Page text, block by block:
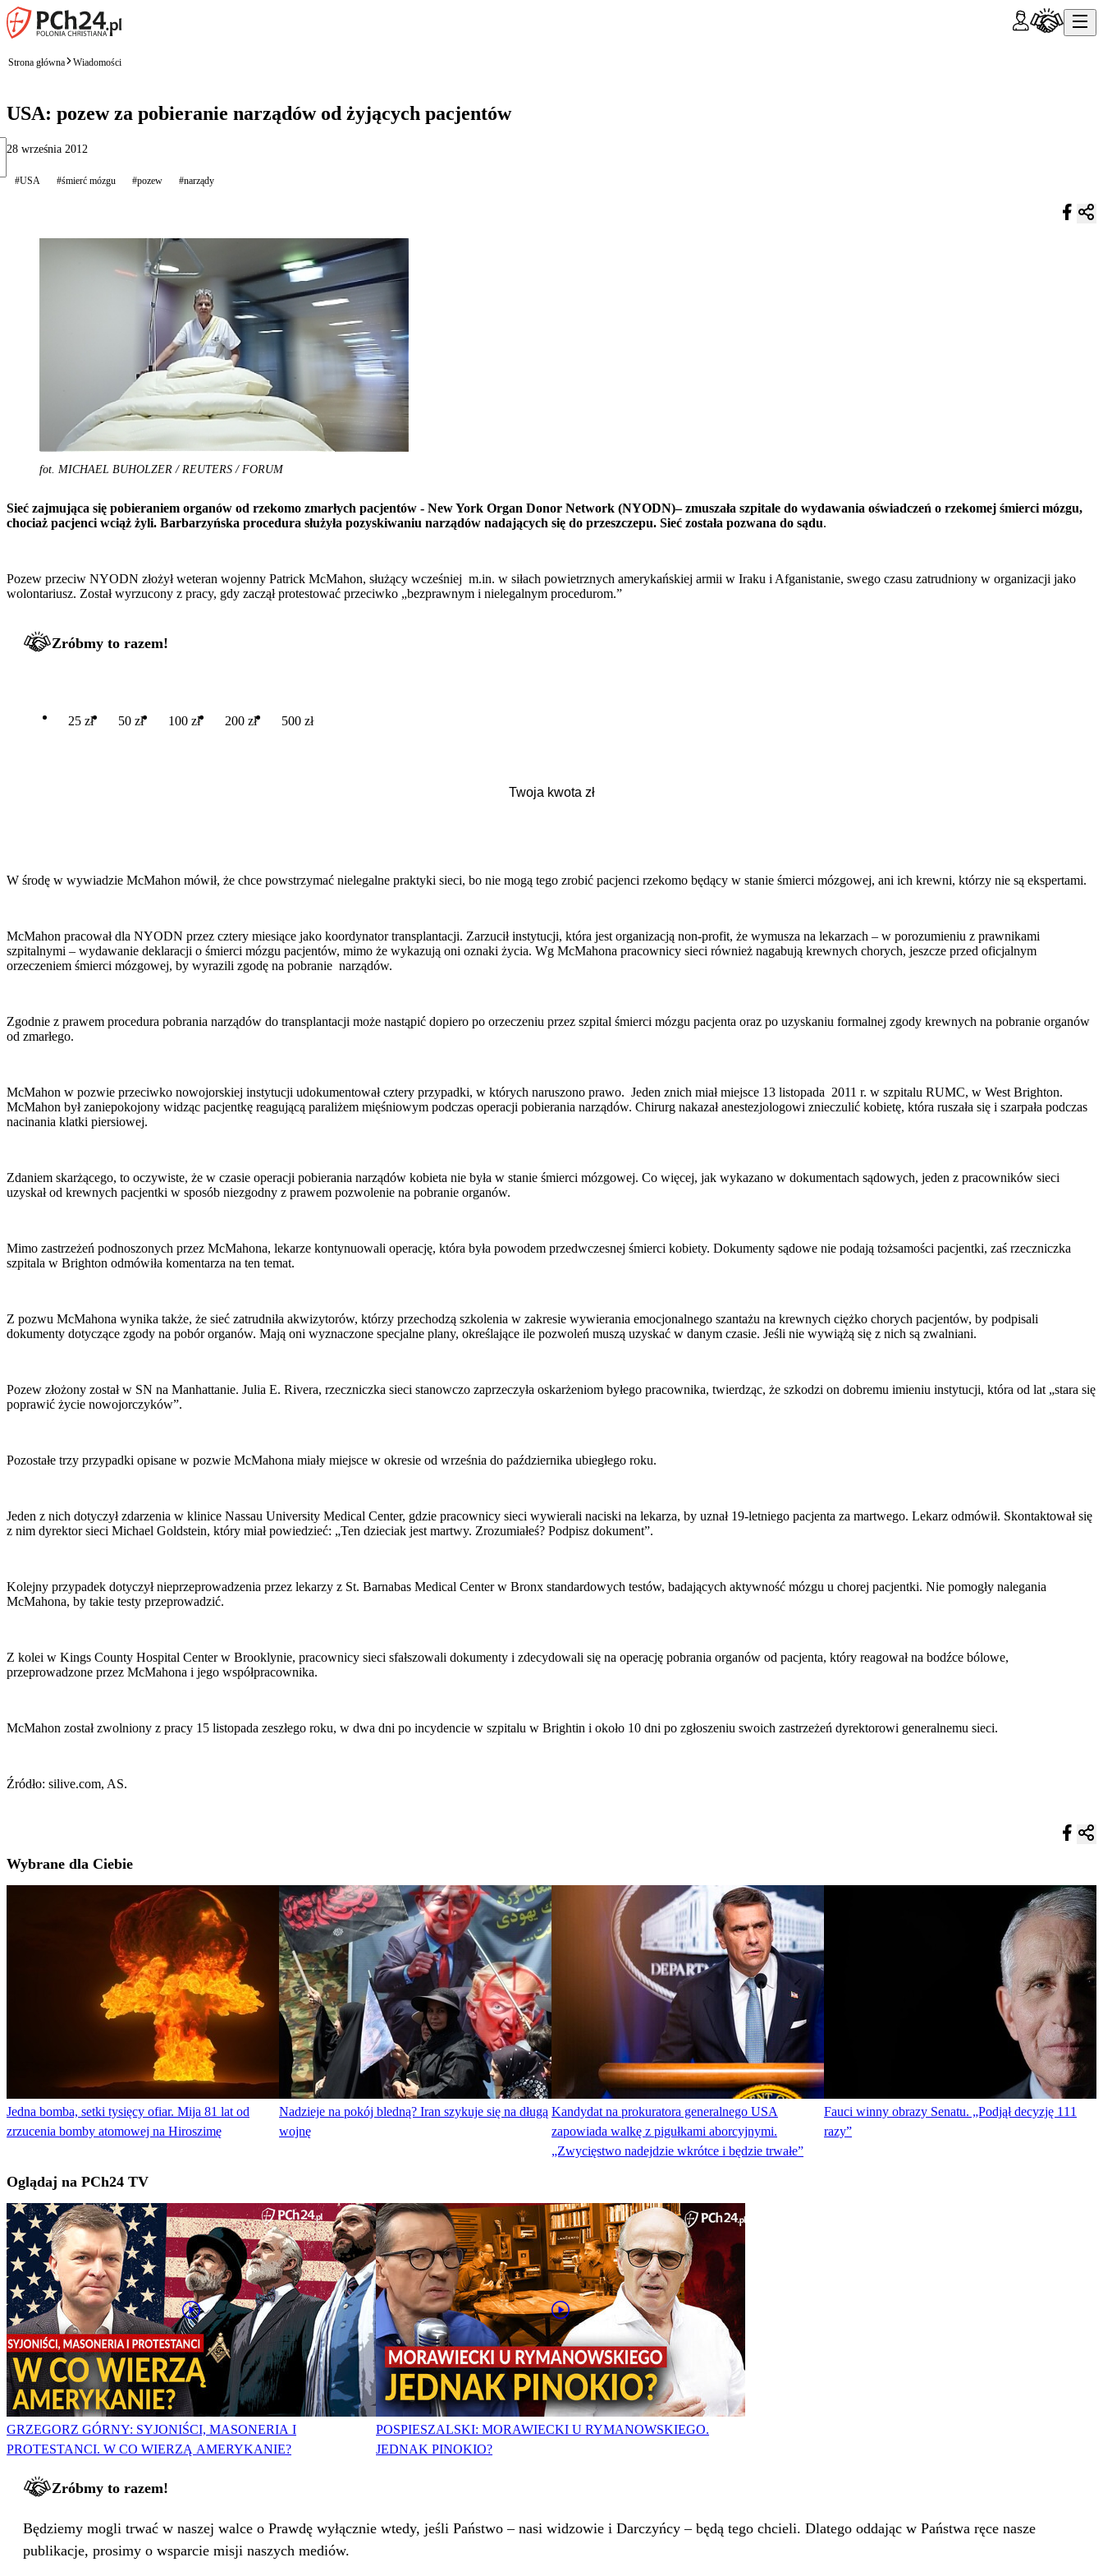
Strona główna Wiadomości
USA: pozew za pobieranie narządów od żyjących pacjentów
28 września 2012
#USA #śmierć mózgu #pozew #narządy
fot. MICHAEL BUHOLZER / REUTERS / FORUM
Sieć zajmująca się pobieraniem organów od rzekomo zmarłych pacjentów - New York Organ Donor Network (NYODN)– zmuszała szpitale do wydawania oświadczeń o rzekomej śmierci mózgu,
chociaż pacjenci wciąż żyli. Barbarzyńska procedura służyła pozyskiwaniu narządów nadających się do przeszczepu. Sieć została pozwana do sądu.
Pozew przeciw NYODN złożył weteran wojenny Patrick McMahon, służący wcześniej m.in. w siłach powietrznych amerykańskiej armii w Iraku i Afganistanie, swego czasu zatrudniony w organizacji jako
wolontariusz. Został wyrzucony z pracy, gdy zaczął protestować przeciwko „bezprawnym i nielegalnym procedurom.”
Zróbmy to razem!
25 zł 50 zł 100 zł 200 zł 500 zł
W środę w wywiadzie McMahon mówił, że chce powstrzymać nielegalne praktyki sieci, bo nie mogą tego zrobić pacjenci rzekomo będący w stanie śmierci mózgowej, ani ich krewni, którzy nie są ekspertami.
McMahon pracował dla NYODN przez cztery miesiące jako koordynator transplantacji. Zarzucił instytucji, która jest organizacją non-profit, że wymusza na lekarzach – w porozumieniu z prawnikami
szpitalnymi – wydawanie deklaracji o śmierci mózgu pacjentów, mimo że wykazują oni oznaki życia. Wg McMahona pracownicy sieci również nagabują krewnych chorych, jeszcze przed oficjalnym
orzeczeniem śmierci mózgowej, by wyrazili zgodę na pobranie narządów.
Zgodnie z prawem procedura pobrania narządów do transplantacji może nastąpić dopiero po orzeczeniu przez szpital śmierci mózgu pacjenta oraz po uzyskaniu formalnej zgody krewnych na pobranie organów
od zmarłego.
McMahon w pozwie przeciwko nowojorskiej instytucji udokumentował cztery przypadki, w których naruszono prawo. Jeden znich miał miejsce 13 listopada 2011 r. w szpitalu RUMC, w West Brighton.
McMahon był zaniepokojony widząc pacjentkę reagującą paraliżem mięśniowym podczas operacji pobierania narządów. Chirurg nakazał anestezjologowi znieczulić kobietę, która ruszała się i szarpała podczas
nacinania klatki piersiowej.
Zdaniem skarżącego, to oczywiste, że w czasie operacji pobierania narządów kobieta nie była w stanie śmierci mózgowej. Co więcej, jak wykazano w dokumentach sądowych, jeden z pracowników sieci
uzyskał od krewnych pacjentki w sposób niezgodny z prawem pozwolenie na pobranie organów.
Mimo zastrzeżeń podnoszonych przez McMahona, lekarze kontynuowali operację, która była powodem przedwczesnej śmierci kobiety. Dokumenty sądowe nie podają tożsamości pacjentki, zaś rzeczniczka
szpitala w Brighton odmówiła komentarza na ten temat.
Z pozwu McMahona wynika także, że sieć zatrudniła akwizytorów, którzy przechodzą szkolenia w zakresie wywierania emocjonalnego szantażu na krewnych ciężko chorych pacjentów, by podpisali
dokumenty dotyczące zgody na pobór organów. Mają oni wyznaczone specjalne plany, określające ile pozwoleń muszą uzyskać w danym czasie. Jeśli nie wywiążą się z nich są zwalniani.
Pozew złożony został w SN na Manhattanie. Julia E. Rivera, rzeczniczka sieci stanowczo zaprzeczyła oskarżeniom byłego pracownika, twierdząc, że szkodzi on dobremu imieniu instytucji, która od lat „stara się
poprawić życie nowojorczyków”.
Pozostałe trzy przypadki opisane w pozwie McMahona miały miejsce w okresie od września do października ubiegłego roku.
Jeden z nich dotyczył zdarzenia w klinice Nassau University Medical Center, gdzie pracownicy sieci wywierali naciski na lekarza, by uznał 19-letniego pacjenta za martwego. Lekarz odmówił. Skontaktował się
z nim dyrektor sieci Michael Goldstein, który miał powiedzieć: „Ten dzieciak jest martwy. Zrozumiałeś? Podpisz dokument”.
Kolejny przypadek dotyczył nieprzeprowadzenia przez lekarzy z St. Barnabas Medical Center w Bronx standardowych testów, badających aktywność mózgu u chorej pacjentki. Nie pomogły nalegania
McMahona, by takie testy przeprowadzić.
Z kolei w Kings County Hospital Center w Brooklynie, pracownicy sieci sfałszowali dokumenty i zdecydowali się na operację pobrania organów od pacjenta, który reagował na bodźce bólowe,
przeprowadzone przez McMahona i jego współpracownika.
McMahon został zwolniony z pracy 15 listopada zeszłego roku, w dwa dni po incydencie w szpitalu w Brightin i około 10 dni po zgłoszeniu swoich zastrzeżeń dyrektorowi generalnemu sieci.
Źródło: silive.com, AS.
Wybrane dla Ciebie
Jedna bomba, setki tysięcy ofiar. Mija 81 lat od
zrzucenia bomby atomowej na Hiroszimę
Nadzieje na pokój bledną? Iran szykuje się na długą
wojnę
Kandydat na prokuratora generalnego USA
zapowiada walkę z pigułkami aborcyjnymi.
„Zwycięstwo nadejdzie wkrótce i będzie trwałe”
Fauci winny obrazy Senatu. „Podjął decyzję 111
razy”
Oglądaj na PCh24 TV
GRZEGORZ GÓRNY: SYJONIŚCI, MASONERIA I
PROTESTANCI. W CO WIERZĄ AMERYKANIE?
POSPIESZALSKI: MORAWIECKI U RYMANOWSKIEGO.
JEDNAK PINOKIO?
Zróbmy to razem!
Będziemy mogli trwać w naszej walce o Prawdę wyłącznie wtedy, jeśli Państwo – nasi widzowie i Darczyńcy – będą tego chcieli. Dlatego oddając w Państwa ręce nasze
publikacje, prosimy o wsparcie misji naszych mediów.